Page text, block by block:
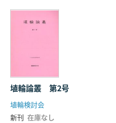
埴輪論叢 第2号
埴輪検討会
新刊 在庫なし